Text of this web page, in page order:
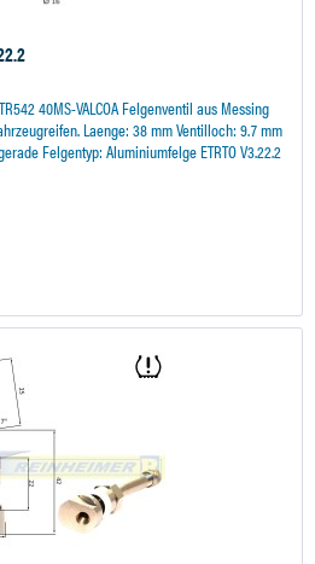
TR542 40MS-VALCOA Felgenventil aus Messing
Laenge: 38 mm Ventilloch: 9.7 mm
Felgentyp: Aluminiumfelge ETRTO V3.22.2